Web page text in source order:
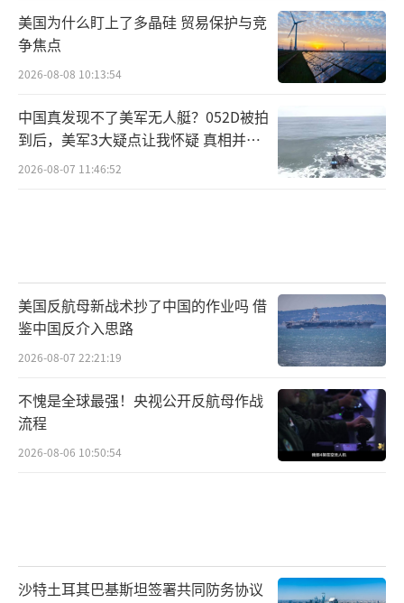
土耳其外长：叙利亚的领土完整和繁荣必
须得到保护
当地时间12月8日，土耳其外长费丹就叙利
亚局势表示，土方呼吁该地区内外所有行动者
谨慎和冷静地行动，该地区不应该陷入进一步
的不稳定。叙利亚的领土完整和繁荣必须得到
过去两周内，叙局势急转直下，反对派武
装先后进入阿勒颇、哈马等重镇，一路势如破
竹，震惊国际社会。
11月27日
叙利亚局势生变。叙反对派武装对叙西北
美国为什么盯上了多晶硅 贸易保护与竞
争焦点
2026-08-08 10:13:54
中国真发现不了美军无人艇？052D被拍
到后，美军3大疑点让我怀疑 真相并非
如此
2026-08-07 11:46:52
美国反航母新战术抄了中国的作业吗 借
鉴中国反介入思路
2026-08-07 22:21:19
不愧是全球最强！央视公开反航母作战
流程
2026-08-06 10:50:54
沙特土耳其巴基斯坦签署共同防务协议